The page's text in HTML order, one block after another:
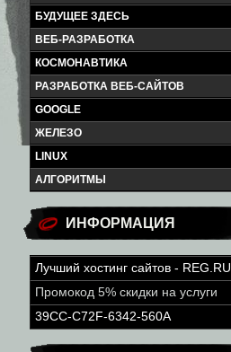
БУДУЩЕЕ ЗДЕСЬ
ВЕБ-РАЗРАБОТКА
КОСМОНАВТИКА
РАЗРАБОТКА ВЕБ-САЙТОВ
GOOGLE
ЖЕЛЕЗО
LINUX
АЛГОРИТМЫ
ИНФОРМАЦИЯ
Лучший хостинг сайтов - REG.RU
Промокод 5% скидки на услуги
39CC-C72F-6342-560A